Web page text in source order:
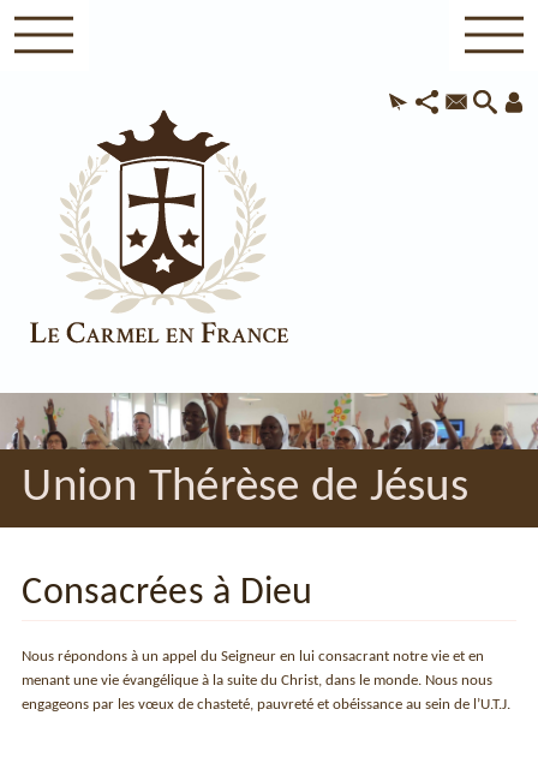
Union Thérèse de Jésus
Consacrées à Dieu
Nous répondons à un appel du Seigneur en lui consacrant notre vie et en
menant une vie évangélique à la suite du Christ, dans le monde. Nous nous
engageons par les vœux de chasteté, pauvreté et obéissance au sein de l’U.T.J.